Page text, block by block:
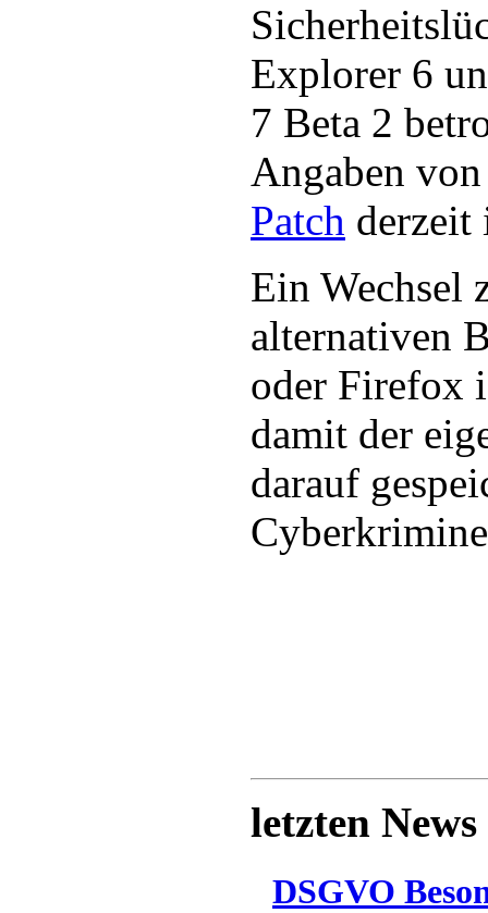
Explorer 6
7 Beta 2
Angaben
Patch derzeit
Ein Wechsel
alternativen
oder Firefox
damit der
darauf
letzten News
DSGVO